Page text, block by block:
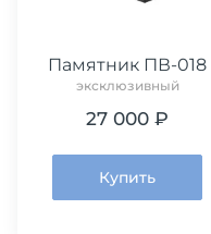
Памятник ПВ-018
эксклюзивный
27 000 ₽
Купить